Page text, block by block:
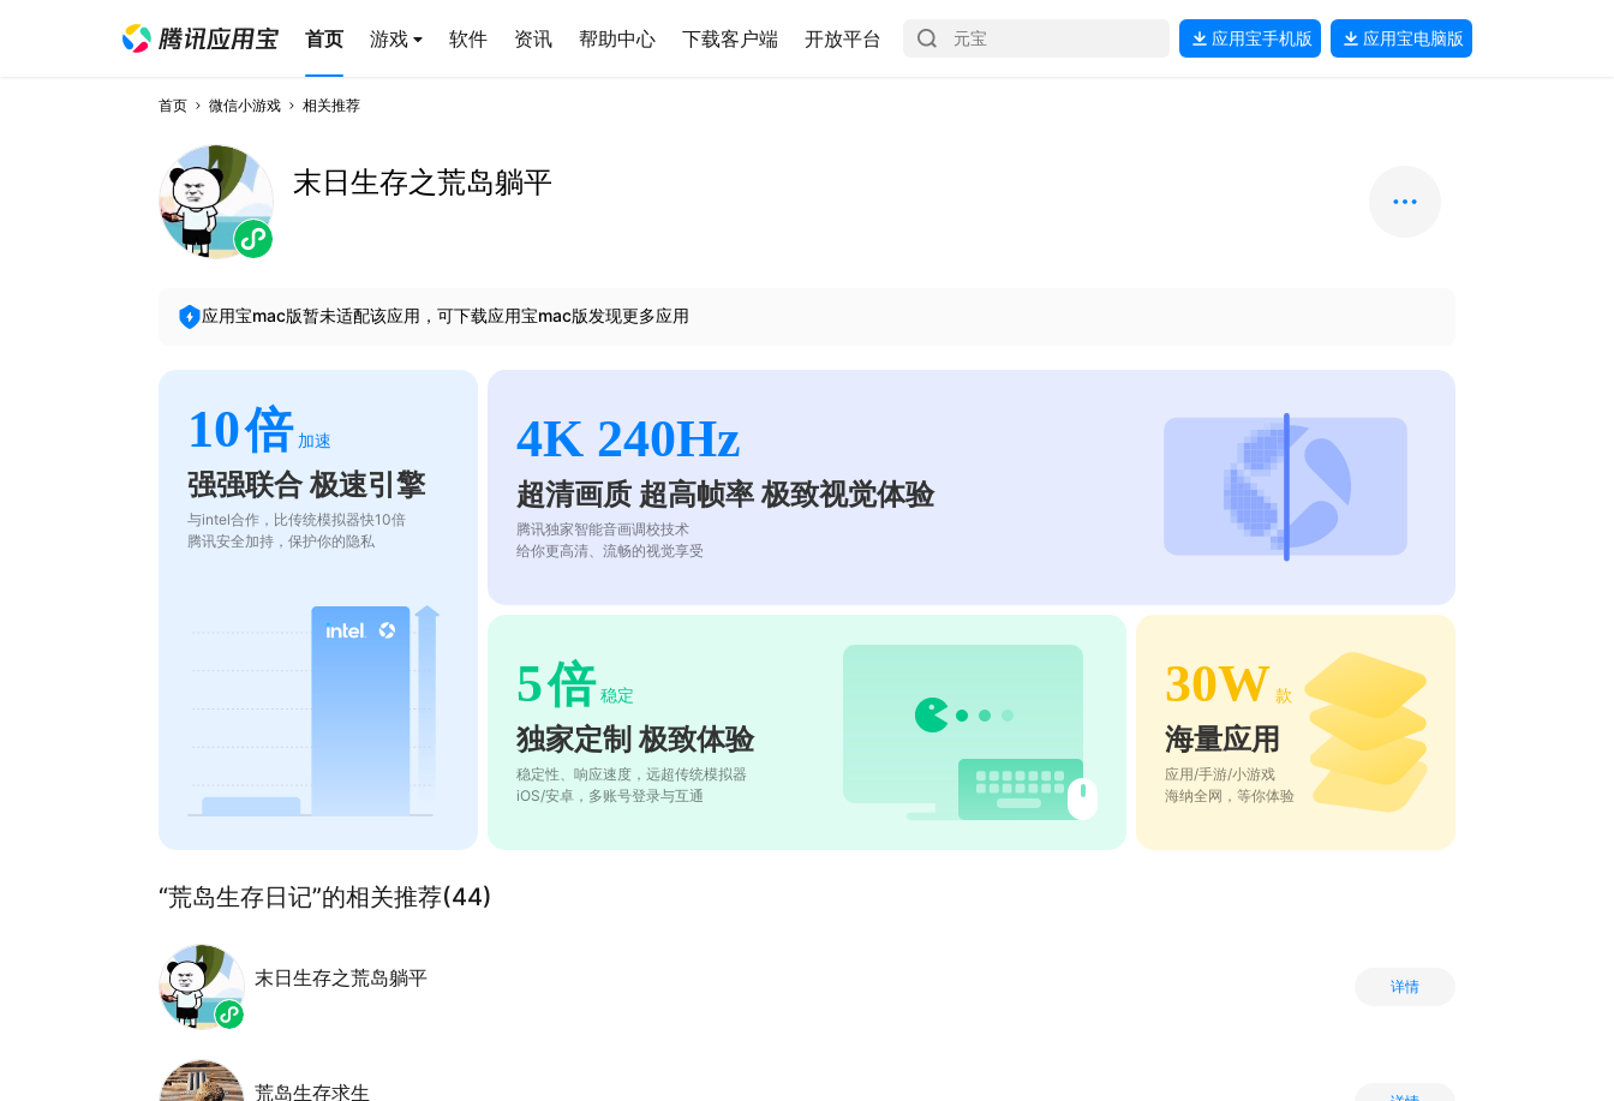
首页 游戏 软件 资讯 帮助中心 下载客户端 开放平台 应用宝手机版 应用宝电脑版
首页 微信小游戏 相关推荐
末日生存之荒岛躺平
应用宝mac版暂未适配该应用，可下载应用宝mac版发现更多应用
10倍 加速
强强联合 极速引擎
与intel合作，比传统模拟器快10倍
腾讯安全加持，保护你的隐私
4K 240Hz
超清画质 超高帧率 极致视觉体验
腾讯独家智能音画调校技术
给你更高清、流畅的视觉享受
5倍 稳定
独家定制 极致体验
稳定性、响应速度，远超传统模拟器
iOS/安卓，多账号登录与互通
30W 款
海量应用
应用/手游/小游戏
海纳全网，等你体验
“荒岛生存日记”的相关推荐(44)
末日生存之荒岛躺平 详情
荒岛生存求生